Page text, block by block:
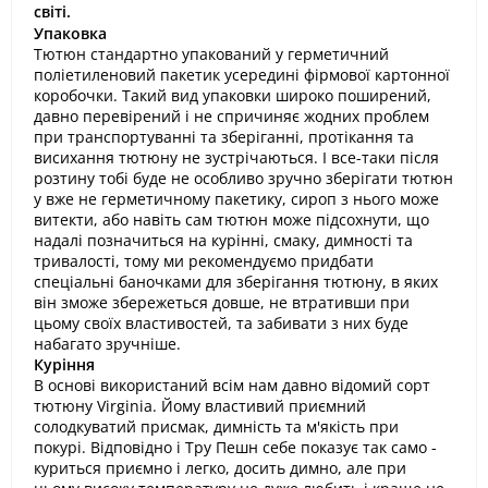
світі.
Упаковка
Тютюн стандартно упакований у герметичний
поліетиленовий пакетик усередині фірмової картонної
коробочки. Такий вид упаковки широко поширений,
давно перевірений і не спричиняє жодних проблем
при транспортуванні та зберіганні, протікання та
висихання тютюну не зустрічаються. І все-таки після
розтину тобі буде не особливо зручно зберігати тютюн
у вже не герметичному пакетику, сироп з нього може
витекти, або навіть сам тютюн може підсохнути, що
надалі позначиться на курінні, смаку, димності та
тривалості, тому ми рекомендуємо придбати
спеціальні баночками для зберігання тютюну, в яких
він зможе збережеться довше, не втративши при
цьому своїх властивостей, та забивати з них буде
набагато зручніше.
Куріння
В основі використаний всім нам давно відомий сорт
тютюну Virginia. Йому властивий приємний
солодкуватий присмак, димність та м'якість при
покурі. Відповідно і Тру Пешн себе показує так само -
куриться приємно і легко, досить димно, але при